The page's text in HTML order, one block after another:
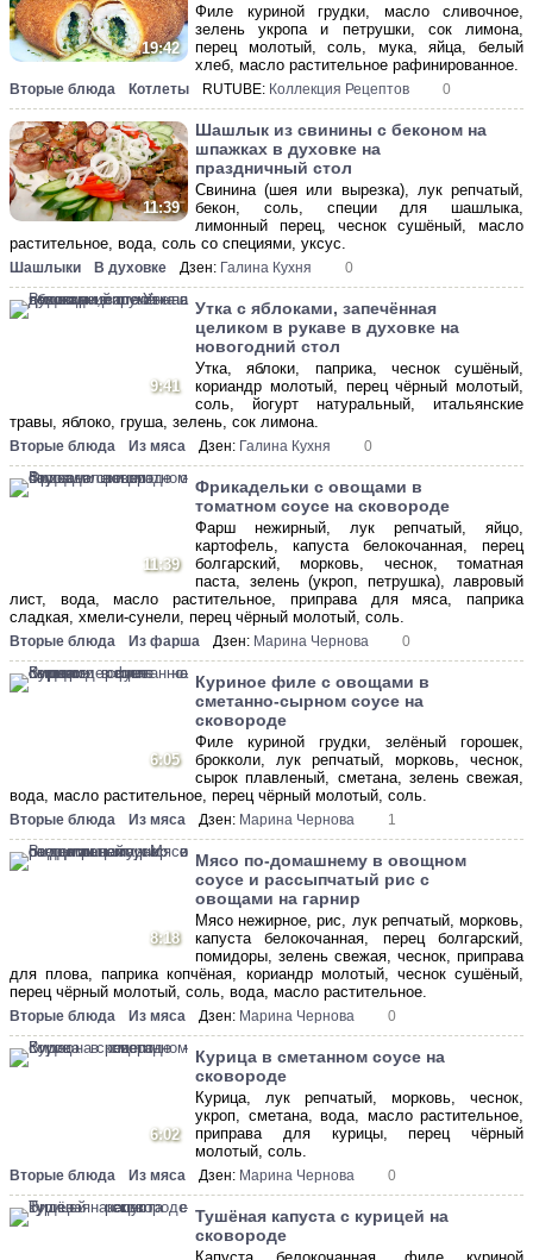
19:42
Филе куриной грудки, масло сливочное,
зелень укропа и петрушки, сок лимона,
перец молотый, соль, мука, яйца, белый
хлеб, масло растительное рафинированное.
Вторые блюда Котлеты RUTUBE: Коллекция Рецептов 0
11:39
Шашлык из свинины с беконом на
шпажках в духовке на
праздничный стол
Свинина (шея или вырезка), лук репчатый,
бекон, соль, специи для шашлыка,
лимонный перец, чеснок сушёный, масло
растительное, вода, соль со специями, уксус.
Шашлыки В духовке Дзен: Галина Кухня 0
9:41
Утка с яблоками, запечённая
целиком в рукаве в духовке на
новогодний стол
Утка, яблоки, паприка, чеснок сушёный,
кориандр молотый, перец чёрный молотый,
соль, йогурт натуральный, итальянские
травы, яблоко, груша, зелень, сок лимона.
Вторые блюда Из мяса Дзен: Галина Кухня 0
11:39
Фрикадельки с овощами в
томатном соусе на сковороде
Фарш нежирный, лук репчатый, яйцо,
картофель, капуста белокочанная, перец
болгарский, морковь, чеснок, томатная
паста, зелень (укроп, петрушка), лавровый
лист, вода, масло растительное, приправа для мяса, паприка
сладкая, хмели-сунели, перец чёрный молотый, соль.
Вторые блюда Из фарша Дзен: Марина Чернова 0
6:05
Куриное филе с овощами в
сметанно-сырном соусе на
сковороде
Филе куриной грудки, зелёный горошек,
брокколи, лук репчатый, морковь, чеснок,
сырок плавленый, сметана, зелень свежая,
вода, масло растительное, перец чёрный молотый, соль.
Вторые блюда Из мяса Дзен: Марина Чернова 1
8:18
Мясо по-домашнему в овощном
соусе и рассыпчатый рис с
овощами на гарнир
Мясо нежирное, рис, лук репчатый, морковь,
капуста белокочанная, перец болгарский,
помидоры, зелень свежая, чеснок, приправа
для плова, паприка копчёная, кориандр молотый, чеснок сушёный,
перец чёрный молотый, соль, вода, масло растительное.
Вторые блюда Из мяса Дзен: Марина Чернова 0
6:02
Курица в сметанном соусе на
сковороде
Курица, лук репчатый, морковь, чеснок,
укроп, сметана, вода, масло растительное,
приправа для курицы, перец чёрный
молотый, соль.
Вторые блюда Из мяса Дзен: Марина Чернова 0
Тушёная капуста с курицей на
сковороде